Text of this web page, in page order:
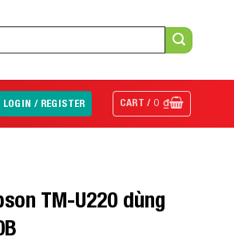
LOGIN / REGISTER CART /0₫
TM-U220 dùng